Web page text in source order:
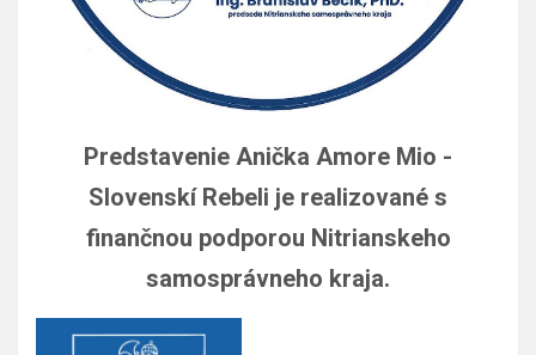
Predstavenie Anička Amore Mio -
Slovenskí Rebeli je realizované s
finančnou podporou Nitrianskeho
samosprávneho kraja.